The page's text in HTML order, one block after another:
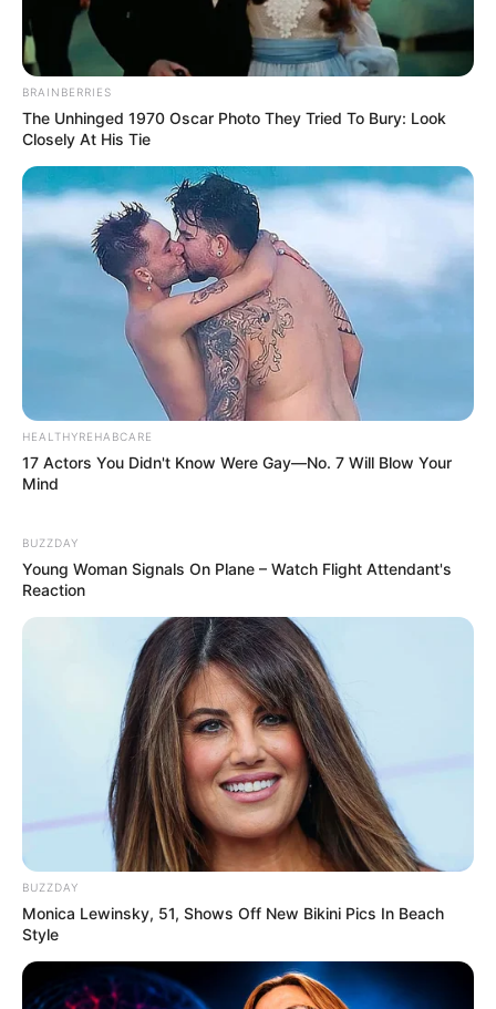
BRAINBERRIES
The Unhinged 1970 Oscar Photo They Tried To Bury: Look
Closely At His Tie
HEALTHYREHABCARE
17 Actors You Didn't Know Were Gay—No. 7 Will Blow Your
Mind
BUZZDAY
Young Woman Signals On Plane – Watch Flight Attendant's
Reaction
BUZZDAY
Monica Lewinsky, 51, Shows Off New Bikini Pics In Beach
Style